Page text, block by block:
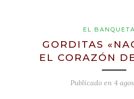
EL
GORDITAS
EL CORAZÓN
Publicado en 4